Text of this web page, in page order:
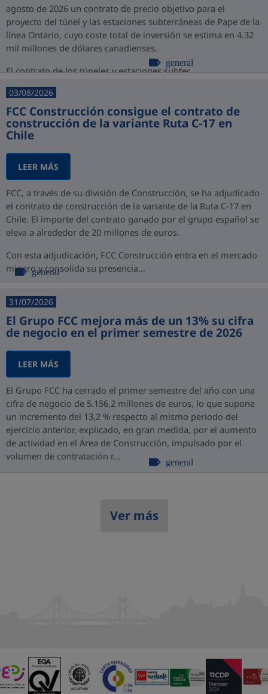
agosto de 2026 un contrato de precio objetivo para el
proyecto del túnel y las estaciones subterráneas de Pape de la
línea Ontario, cuyo coste total de inversión se estima en 4.32
mil millones de dólares canadienses.
El contrato de los túneles y estaciones subter...
general
03/08/2026
FCC Construcción consigue el contrato de
construcción de la variante Ruta C-17 en
Chile
LEER MÁS
FCC, a través de su división de Construcción, se ha adjudicado
el contrato de construcción de la variante de la Ruta C-17 en
Chile. El importe del contrato ganado por el grupo español se
eleva a alrededor de 20 millones de euros.
Con esta adjudicación, FCC Construcción entra en el mercado
minero y consolida su presencia...
general
31/07/2026
El Grupo FCC mejora más de un 13% su cifra
de negocio en el primer semestre de 2026
LEER MÁS
El Grupo FCC ha cerrado el primer semestre del año con una
cifra de negocio de 5.156,2 millones de euros, lo que supone
un incremento del 13,2 % respecto al mismo periodo del
ejercicio anterior, explicado, en gran medida, por el aumento
de actividad en el Área de Construcción, impulsado por el
volumen de contratación r...
general
Ver más